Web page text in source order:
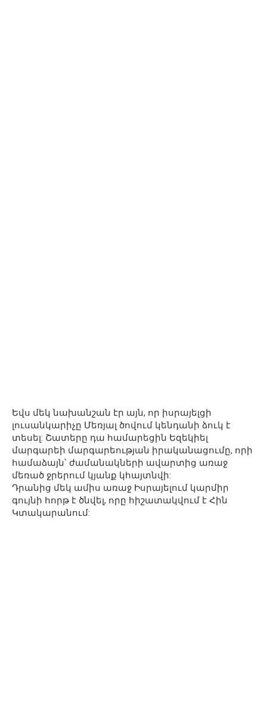
Եվս մեկ նախանշան էր այն, որ իսրայելցի
լուսանկարիչը Մեռյալ ծովում կենդանի ձուկ է
տեսել: Շատերը դա համարեցին Եզեկիել
մարգարեի մարգարեության իրականացումը, որի
համաձայն՝ ժամանակների ավարտից առաջ
մեռած ջրերում կյանք կհայտնվի:
Դրանից մեկ ամիս առաջ Իսրայելում կարմիր
գույնի հորթ է ծնվել, որը հիշատակվում է Հին
Կտակարանում: